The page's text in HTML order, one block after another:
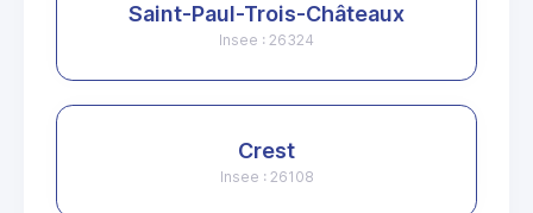
Saint-Paul-Trois-Châteaux
Insee : 26324
Crest
Insee : 26108